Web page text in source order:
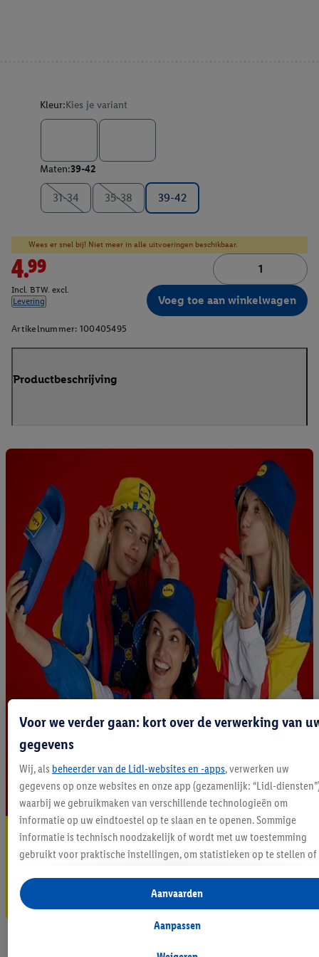
Kleur:Kies je variant
Maten:39-42
31-34 35-38 39-42
Wees er snel bij! Niet meer in alle uitvoeringen beschikbaar.
4.99
Incl. BTW. excl.
Levering
Voeg toe aan winkelwagen
Artikelnummer: 100405495
Productbeschrijving
Blijf op de hoogte
Schrijf je in op de newsletter
Inschrijven
Voor we verder gaan: kort over de verwerking van
gegevens
Wij, als beheerder van de Lidl-websites en -apps, verwerken uw
gegevens op onze websites en onze app (gezamenlijk: “Lidl-
waarbij we gebruikmaken van verschillende technologieën om
informatie op uw eindtoestel op te slaan en te openen. Sommige
informatie is technisch noodzakelijk of wordt met uw toestemming
gebruikt voor praktische instellingen, om statistieken op te stellen of
bieden. Als u deelneemt aan het Lidl Plus-programma, worden voor
doeleinden eveneens gegevens over uw koopgedrag in de winkel
Aanpassen
Aanvaarden